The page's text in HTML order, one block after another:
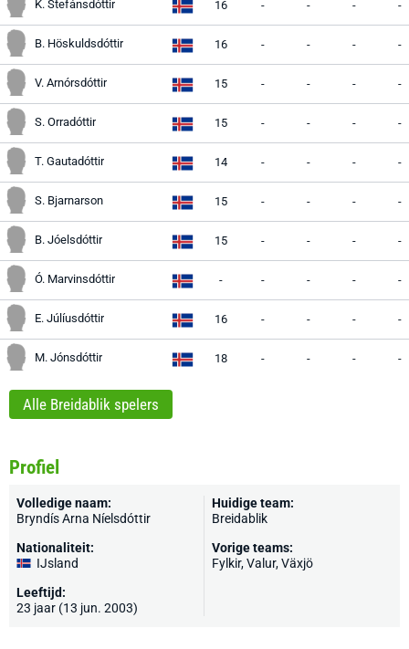
K. Stefánsdóttir 16 - - - -
B. Höskuldsdóttir 16 - - - -
V. Arnórsdóttir 15 - - - -
S. Orradóttir 15 - - - -
T. Gautadóttir 14 - - - -
S. Bjarnarson 15 - - - -
B. Jóelsdóttir 15 - - - -
Ó. Marvinsdóttir - - - - -
E. Júlíusdóttir 16 - - - -
M. Jónsdóttir 18 - - - -
Alle Breidablik spelers
Profiel
Volledige naam:
Bryndís Arna Níelsdóttir
Nationaliteit:
IJsland
Leeftijd:
23 jaar (13 jun. 2003)
Huidige team:
Breidablik
Vorige teams:
Fylkir, Valur, Växjö